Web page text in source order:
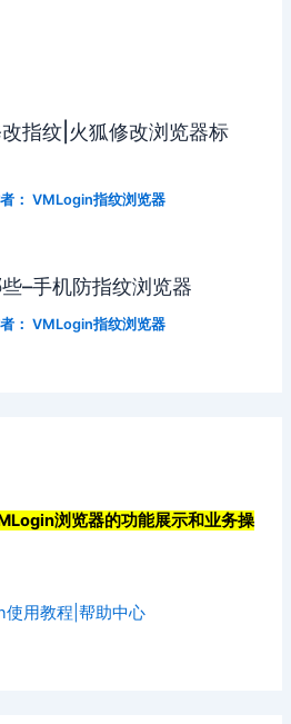
指纹|火狐修改浏览器标
： VMLogin指纹浏览器
–手机防指纹浏览器
： VMLogin指纹浏览器
浏览器的功能展示和业务操
使用教程|帮助中心